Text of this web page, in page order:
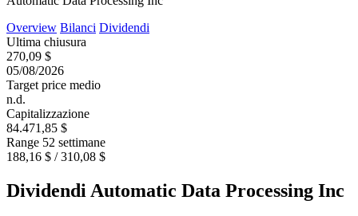
Overview Bilanci Dividendi
Ultima chiusura
270,09 $
05/08/2026
Target price medio
n.d.
Capitalizzazione
84.471,85 $
Range 52 settimane
188,16 $ / 310,08 $
Dividendi Automatic Data Processing Inc